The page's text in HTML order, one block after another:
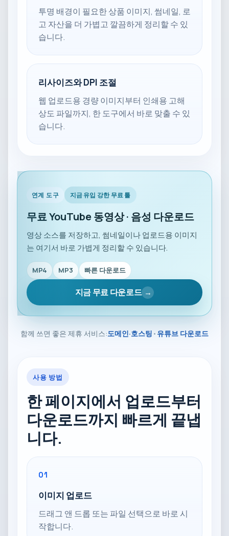
투명 배경이 필요한 상품 이미지, 썸네일, 로
고 자산을 더 가볍고 깔끔하게 정리할 수 있
습니다.
리사이즈와 DPI 조절
웹 업로드용 경량 이미지부터 인쇄용 고해
상도 파일까지, 한 도구에서 바로 맞출 수 있
습니다.
연계 도구 지금 유입 강한 무료 툴
무료 YouTube 동영상 · 음성 다운로드
영상 소스를 저장하고, 썸네일이나 업로드용 이미지
는 여기서 바로 가볍게 정리할 수 있습니다.
MP4 MP3 빠른 다운로드
지금 무료 다운로드 →
함께 쓰면 좋은 제휴 서비스:도메인·호스팅 • 유튜브 다운로드
사용 방법
한 페이지에서 업로드부터
다운로드까지 빠르게 끝냅
니다.
01
이미지 업로드
드래그 앤 드롭 또는 파일 선택으로 바로 시
작합니다.